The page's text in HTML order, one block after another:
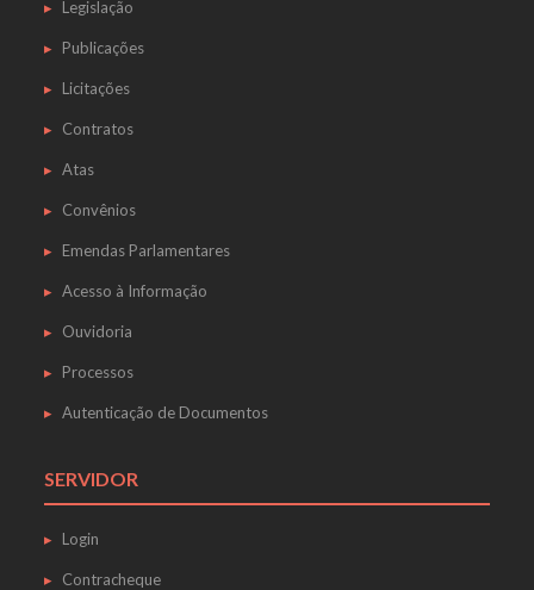
Legislação
Publicações
Licitações
Contratos
Atas
Convênios
Emendas Parlamentares
Acesso à Informação
Ouvidoria
Processos
Autenticação de Documentos
SERVIDOR
Login
Contracheque